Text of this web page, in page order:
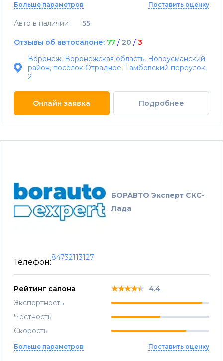
Больше параметров Поставить оценку
Авто в наличии 55
Отзывы об автосалоне: 77 / 20 / 3
Воронеж, Воронежская область, Новоусманский
район, посёлок Отрадное, Тамбовский переулок,
2
Онлайн заявка Подробнее
БОРАВТО Эксперт СКС-
Лада
Телефон:
84732113127
Рейтинг салона ★★★★★
★★★★★
★★★★★ 4.4
Экспертность
Честность
Скорость
Больше параметров Поставить оценку